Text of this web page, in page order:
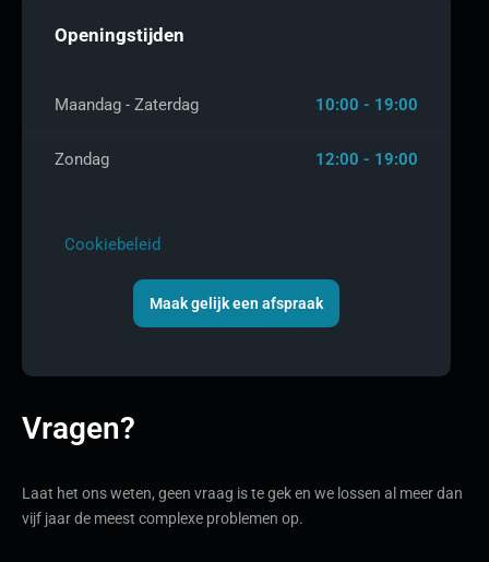
Openingstijden
Maandag - Zaterdag 10:00 - 19:00
Zondag 12:00 - 19:00
Cookiebeleid
Maak gelijk een afspraak
Vragen?
Laat het ons weten, geen vraag is te gek en we lossen al meer dan
vijf jaar de meest complexe problemen op.